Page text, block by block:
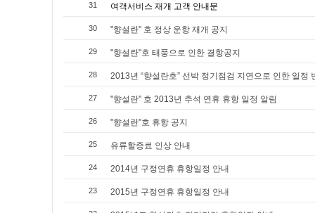
31 여객서비스 재개 고객 안내문
30 "향설란" 호 정상 운항 재개 공지
29 "향설란"호 태풍으로 인한 결항공지
28 2013년 “향설란호” 선박 정기점검 지연으로 인한 일정
27 "향설란" 호 2013년 추석 연휴 휴항 일정 알림
26 "향설란"호 휴항 공지
25 유류할증료 인상 안내
24 2014년 구정연휴 휴항일정 안내
23 2015년 구정연휴 휴항일정 안내